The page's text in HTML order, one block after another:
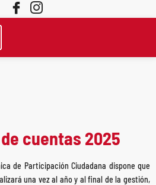
cuentas 2025
de Participación Ciudadana dispone que
una vez al año y al final de la gestión,